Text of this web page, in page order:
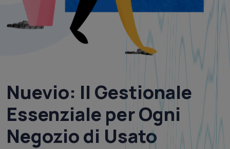
Nuevio: Il Gestionale
Essenziale per Ogni
Negozio di Usato